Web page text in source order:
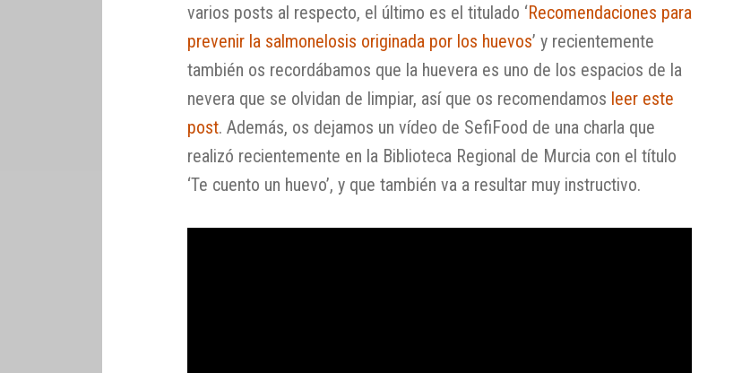
varios posts al respecto, el último es el titulado ‘Recomendaciones para
prevenir la salmonelosis originada por los huevos’ y recientemente
también os recordábamos que la huevera es uno de los espacios de la
nevera que se olvidan de limpiar, así que os recomendamos leer este
post. Además, os dejamos un vídeo de SefiFood de una charla que
realizó recientemente en la Biblioteca Regional de Murcia con el título
‘Te cuento un huevo’, y que también va a resultar muy instructivo.